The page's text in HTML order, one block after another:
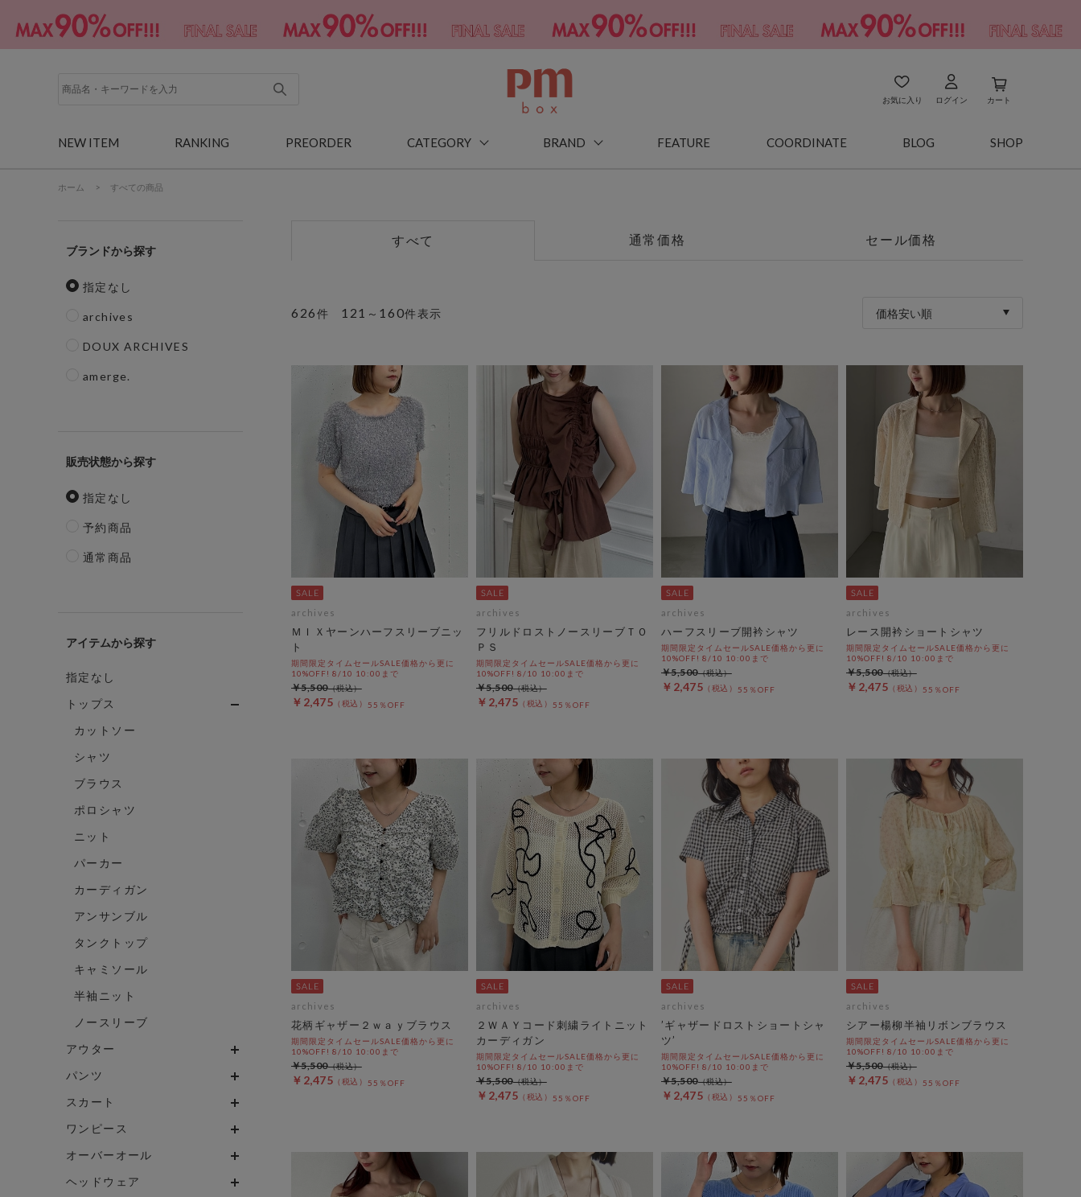
お気に入り ログイン カート
NEW ITEM RANKING PREORDER CATEGORY BRAND FEATURE COORDINATE BLOG SHOP
ホーム > すべての商品
ブランド
指定なし
archives
DOUX ARCHIVES
amerge.
販売状態
指定なし
予約商品
通常商品
アイテム
指定なし
トップス
カットソー
シャツ
ブラウス
ポロシャツ
ニット
パーカー
カーディガン
アンサンブル
タンクトップ
キャミソール
半袖ニット
ノースリーブ
アウター
パンツ
スカート
ワンピース
オーバーオール
ヘッドウェア
すべて 通常価格 セール価格
626件 121 ～ 160件表示 価格安い順
archives
ＭＩＸヤーンハーフスリーブニッ
ト
期間限定タイムセールSALE価格から更に
10%OFF! 8/10 10:00まで
￥2,475 55％OFF
￥5,500
archives
フリルドロストノースリーブＴＯ
ＰＳ
期間限定タイムセールSALE価格から更に
10%OFF! 8/10 10:00まで
￥2,475 55％OFF
￥5,500
archives
ハーフスリーブ開衿シャツ
期間限定タイムセールSALE価格から更に
10%OFF! 8/10 10:00まで
￥2,475 55％OFF
￥5,500
archives
レース開衿ショートシャツ
期間限定タイムセールSALE価格から更に
10%OFF! 8/10 10:00まで
￥2,475 55％OFF
￥5,500
archives
花柄ギャザー２ｗａｙブラウス
期間限定タイムセールSALE価格から更に
10%OFF! 8/10 10:00まで
￥2,475 55％OFF
￥5,500
archives
２ＷＡＹコード刺繍ライトニット
カーディガン
期間限定タイムセールSALE価格から更に
10%OFF! 8/10 10:00まで
￥2,475 55％OFF
￥5,500
archives
’ギャザードロストショートシャ
ツ’
期間限定タイムセールSALE価格から更に
10%OFF! 8/10 10:00まで
￥2,475 55％OFF
￥5,500
archives
シアー楊柳半袖リボンブラウス
期間限定タイムセールSALE価格から更に
10%OFF! 8/10 10:00まで
￥2,475 55％OFF
￥5,500